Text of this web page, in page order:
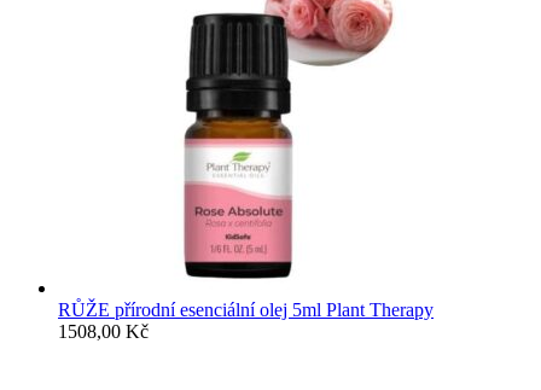
RŮŽE přírodní esenciální olej 5ml Plant Therapy
1508,00 Kč